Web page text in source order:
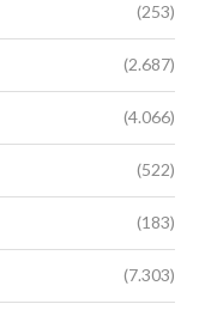
(253)
(2.687)
(4.066)
(522)
(183)
(7.303)